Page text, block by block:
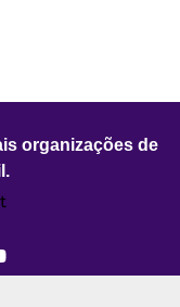
organizações de